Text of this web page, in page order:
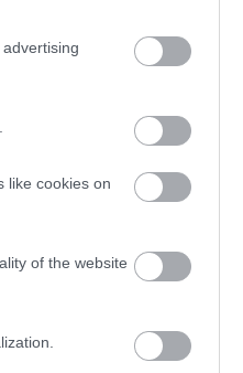
like cookies on
of the website
che legge l'insegna Diesel-